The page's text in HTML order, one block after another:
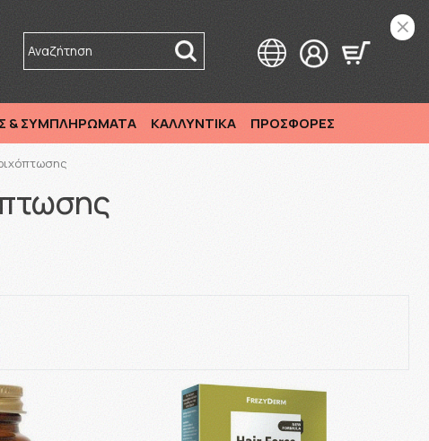
Αναζήτηση
& ΣΥΜΠΛΗΡΩΜΑΤΑ ΚΑΛΛΥΝΤΙΚΑ ΠΡΟΣΦΟΡΕΣ